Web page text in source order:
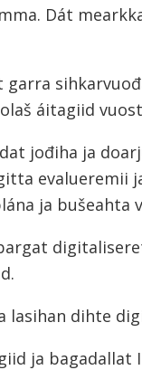
Dát
garra
áitagiid
jođiha ja
evalueremii
ja bušeahta
lasihan dihte
ja